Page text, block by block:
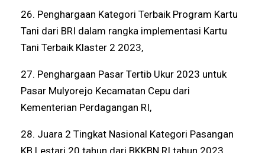
26. Penghargaan Kategori Terbaik Program Kartu
Tani dari BRI dalam rangka implementasi Kartu
Tani Terbaik Klaster 2 2023,
27. Penghargaan Pasar Tertib Ukur 2023 untuk
Pasar Mulyorejo Kecamatan Cepu dari
Kementerian Perdagangan RI,
28. Juara 2 Tingkat Nasional Kategori Pasangan
KB Lestari 20 tahun dari BKKBN RI tahun 2023,